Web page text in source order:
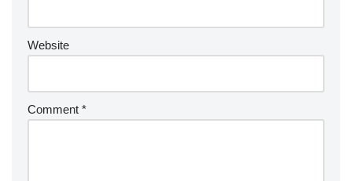
Website
Comment *